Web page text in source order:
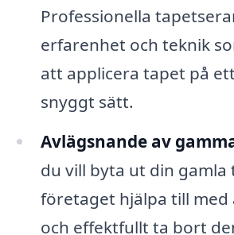
Professionella
erfarenhet och teknik
att applicera tapet på
snyggt sätt.
Avlägsnande av
du vill byta ut din gamla
företaget hjälpa till med
och effektfullt ta bort